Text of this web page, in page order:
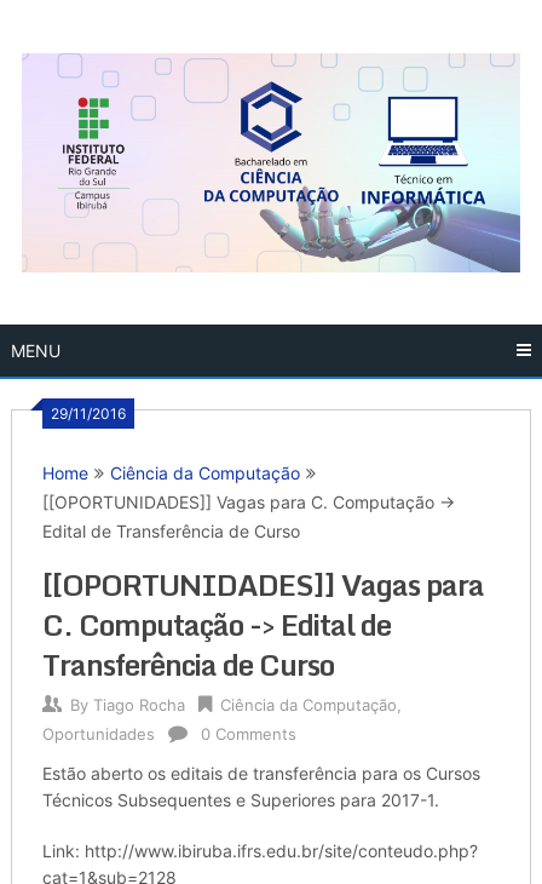
MENU
29/11/2016
Home
Ciência da Computação
[[OPORTUNIDADES]] Vagas para C. Computação ->
Edital de Transferência de Curso
[[OPORTUNIDADES]] Vagas para
C. Computação -> Edital de
Transferência de Curso
By Tiago Rocha Ciência da Computação
Oportunidades
0 Comments
Estão aberto os editais de transferência para os Cursos
Técnicos Subsequentes e Superiores para 2017-1.
Link: http://www.ibiruba.ifrs.edu.br/site/conteudo.php?
cat=1&sub=2128